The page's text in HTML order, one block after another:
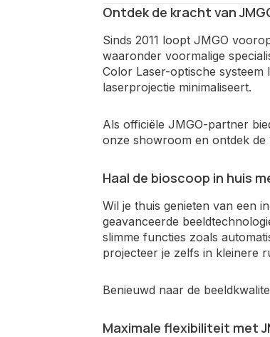
Ontdek de kracht van
Sinds 2011 loopt JMGO
waaronder voormalige
Color Laser-optische
laserprojectie minimaliseert.
Als officiële JMGO-partner
onze showroom en ontdek de
Haal de bioscoop in huis
Wil je thuis genieten van een
geavanceerde
slimme functies zoals
projecteer je zelfs in kleinere
Benieuwd naar de
Maximale flexibiliteit met